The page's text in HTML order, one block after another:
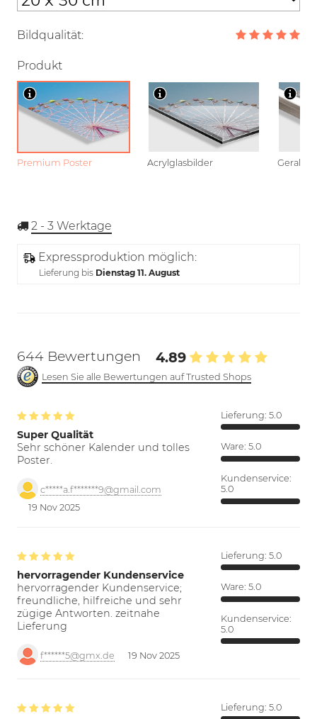
Bildqualität:
Produkt
Premium Poster Acrylglasbilder
2 - 3 Werktage
Expressproduktion möglich:
Lieferung bis Dienstag 11. August
644 Bewertungen 4.89
Lesen Sie alle Bewertungen auf Trusted Shops
Super Qualität
Sehr schöner Kalender und tolles
Poster.
c*****a.f*******9@gmail.com
19 Nov 2025
Lieferung: 5.0
Ware: 5.0
Kundenservice:
5.0
hervorragender Kundenservice
hervorragender Kundenservice;
freundliche, hilfreiche und sehr
zügige Antworten. zeitnahe
Lieferung
f******5@gmx.de 19 Nov 2025
Lieferung: 5.0
Ware: 5.0
Kundenservice:
5.0
Lieferung: 5.0